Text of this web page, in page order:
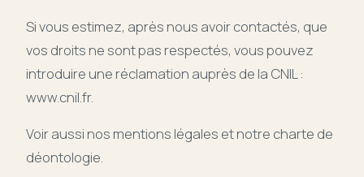
Si vous estimez, après nous avoir contactés, que
vos droits ne sont pas respectés, vous pouvez
introduire une réclamation auprès de la CNIL :
www.cnil.fr.
Voir aussi nos mentions légales et notre charte de
déontologie